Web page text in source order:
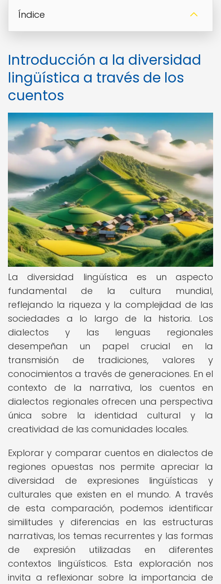
Índice
Introducción a la diversidad
lingüística a través de los
cuentos
La diversidad lingüística es un aspecto
fundamental de la cultura mundial,
reflejando la riqueza y la complejidad de las
sociedades a lo largo de la historia. Los
dialectos y las lenguas regionales
desempeñan un papel crucial en la
transmisión de tradiciones, valores y
conocimientos a través de generaciones. En el
contexto de la narrativa, los cuentos en
dialectos regionales ofrecen una perspectiva
única sobre la identidad cultural y la
creatividad de las comunidades locales.
Explorar y comparar cuentos en dialectos de
regiones opuestas nos permite apreciar la
diversidad de expresiones lingüísticas y
culturales que existen en el mundo. A través
de esta comparación, podemos identificar
similitudes y diferencias en las estructuras
narrativas, los temas recurrentes y las formas
de expresión utilizadas en diferentes
contextos lingüísticos. Esta exploración nos
invita a reflexionar sobre la importancia de